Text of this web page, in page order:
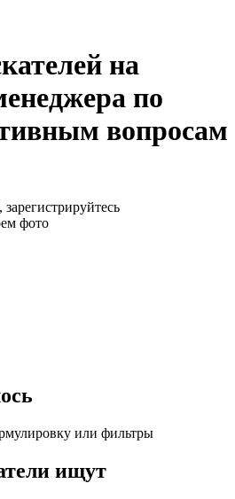
на
по
вопросам
фото
или фильтры
ищут